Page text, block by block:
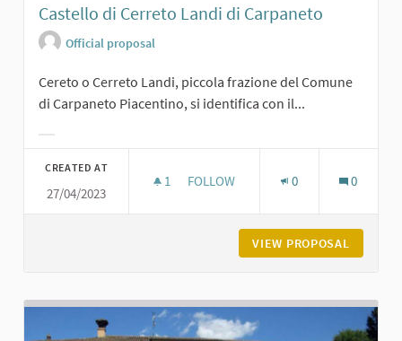
Castello di Cerreto Landi di Carpaneto
Official proposal
Cereto o Cerreto Landi, piccola frazione del Comune
di Carpaneto Piacentino, si identifica con il...
CREATED AT
27/04/2023
1 1 FOLLOWER
FOLLOW 0 0
VIEW PROPOSAL